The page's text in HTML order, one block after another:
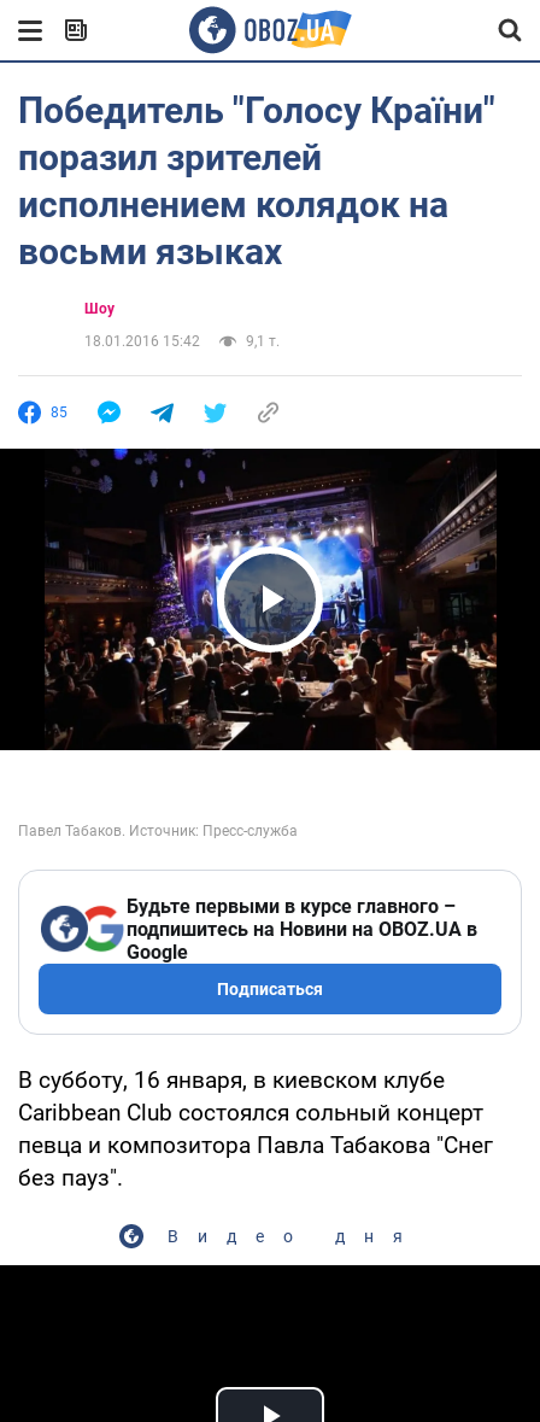
Победитель "Голосу Країни"
поразил зрителей
исполнением колядок на
восьми языках
Шоу
18.01.2016 15:42
9,1 т.
85
Play Video
Будьте первыми в курсе главного –
подпишитесь на Новини на OBOZ.UA в
Google
Подписаться
В субботу, 16 января, в киевском клубе
Caribbean Club состоялся сольный концерт
певца и композитора Павла Табакова "Снег
без пауз".
Видео дня